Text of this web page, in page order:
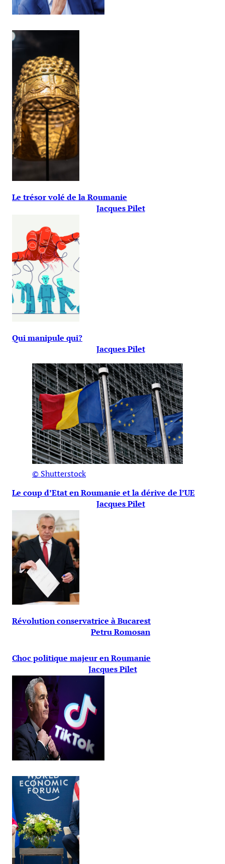
Le trésor volé de la Roumanie
Jacques Pilet
Qui manipule qui?
Jacques Pilet
© Shutterstock
Le coup d’Etat en Roumanie et la dérive de l’UE
Jacques Pilet
Révolution conservatrice à Bucarest
Petru Romosan
Choc politique majeur en Roumanie
Jacques Pilet